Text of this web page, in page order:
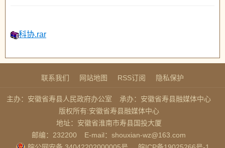
科协.rar
联系我们 网站地图 RSS订阅 隐私保护
主办：安徽省寿县人民政府办公室
承办：安徽省寿县融媒体中心
版权所有:安徽省寿县融媒体中心
地址：安徽省淮南市寿县国投大厦
邮编：232200
E-mail：shouxian-wz@163.com